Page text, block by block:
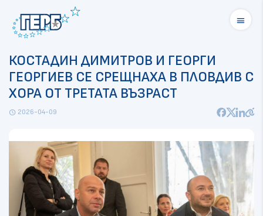
menu
КОСТАДИН ДИМИТРОВ И ГЕОРГИ
ГЕОРГИЕВ СЕ СРЕЩНАХА В ПЛОВДИВ С
ХОРА ОТ ТРЕТАТА ВЪЗРАСТ
schedule 2026-04-09